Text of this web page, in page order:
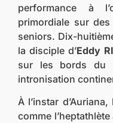
performance à
primordiale sur
seniors. Dix-
la disciple d’Eddy
sur les bords du
intronisation
À l’instar
comme